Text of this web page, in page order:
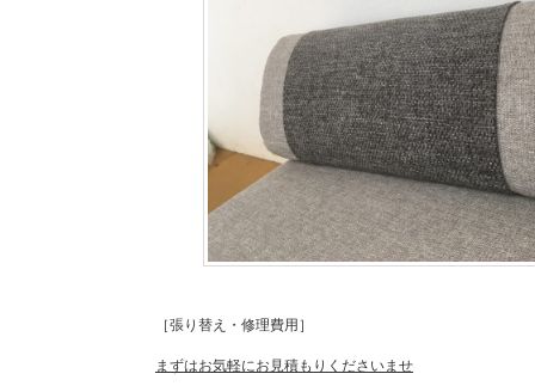
［張り替え・修理費用］
まずはお気軽にお見積もりくださいませ